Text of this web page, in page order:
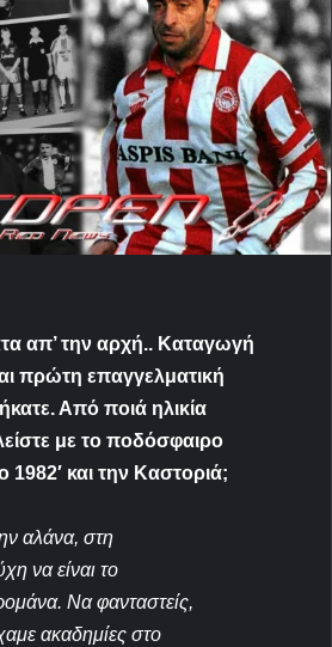
απ’ την αρχή.. Καταγωγή
πρώτη επαγγελματική
Από ποιά ηλικία
με το ποδόσφαιρο
1982′ και την Καστοριά;
αλάνα, στη
να είναι το
Να φανταστείς,
ακαδημίες στο